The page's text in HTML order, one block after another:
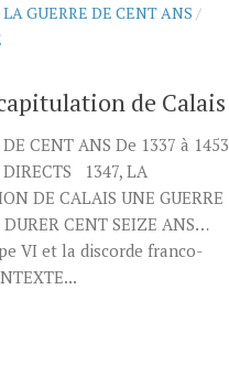
LA GUERRE DE CENT ANS /
de Calais
CENT ANS De 1337 à 1453
DIRECTS 1347, LA
DE CALAIS UNE GUERRE
CENT SEIZE ANS…
VI et la discorde franco-